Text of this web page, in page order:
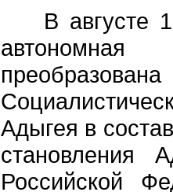
В августе
Адыгея в
становления
Российской